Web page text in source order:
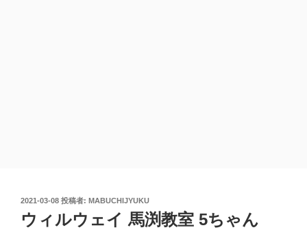
投
稿
日:
2021-03-08 投稿者: MABUCHIJYUKU
ウィルウェイ 馬渕教室 5ちゃん